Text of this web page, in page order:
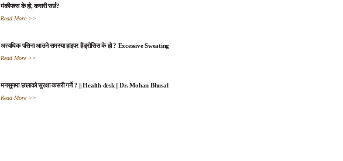
मंकीपक्स के हो, कसरी सर्छ?
Read More >>
अत्यधिक पसिना आउने समस्या हाइपर हैड्रोसिस के हो ? Excessive Sweating
Read More >>
मनसुनमा छालाको सुरक्षा कसरी गर्ने ? || Health desk || Dr. Mohan Bhusal
Read More >>